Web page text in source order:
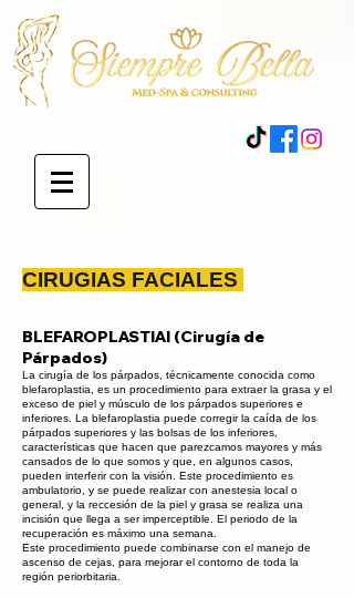
CIRUGIAS FACIALES
BLEFAROPLASTIAl (Cirugía de
Párpados)
La cirugía de los párpados, técnicamente conocida como
blefaroplastia, es un procedimiento para extraer la grasa y el
exceso de piel y músculo de los párpados superiores e
inferiores. La blefaroplastia puede corregir la caída de los
párpados superiores y las bolsas de los inferiores,
características que hacen que parezcamos mayores y más
cansados de lo que somos y que, en algunos casos,
pueden interferir con la visión. Este procedimiento es
ambulatorio, y se puede realizar con anestesia local o
general, y la reccesión de la piel y grasa se realiza una
incisión que llega a ser imperceptible. El periodo de la
recuperación es máximo una semana.
Este procedimiento puede combinarse con el manejo de
ascenso de cejas, para mejorar el contorno de toda la
región periorbitaria.